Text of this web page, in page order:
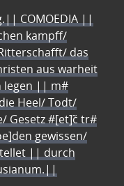
COMOEDIA ||
kampff/
das
aus warheit
legen || m#
Heel/ Todt/
Gesetz #[et]c̃ tr#
gewissen/
|| durch